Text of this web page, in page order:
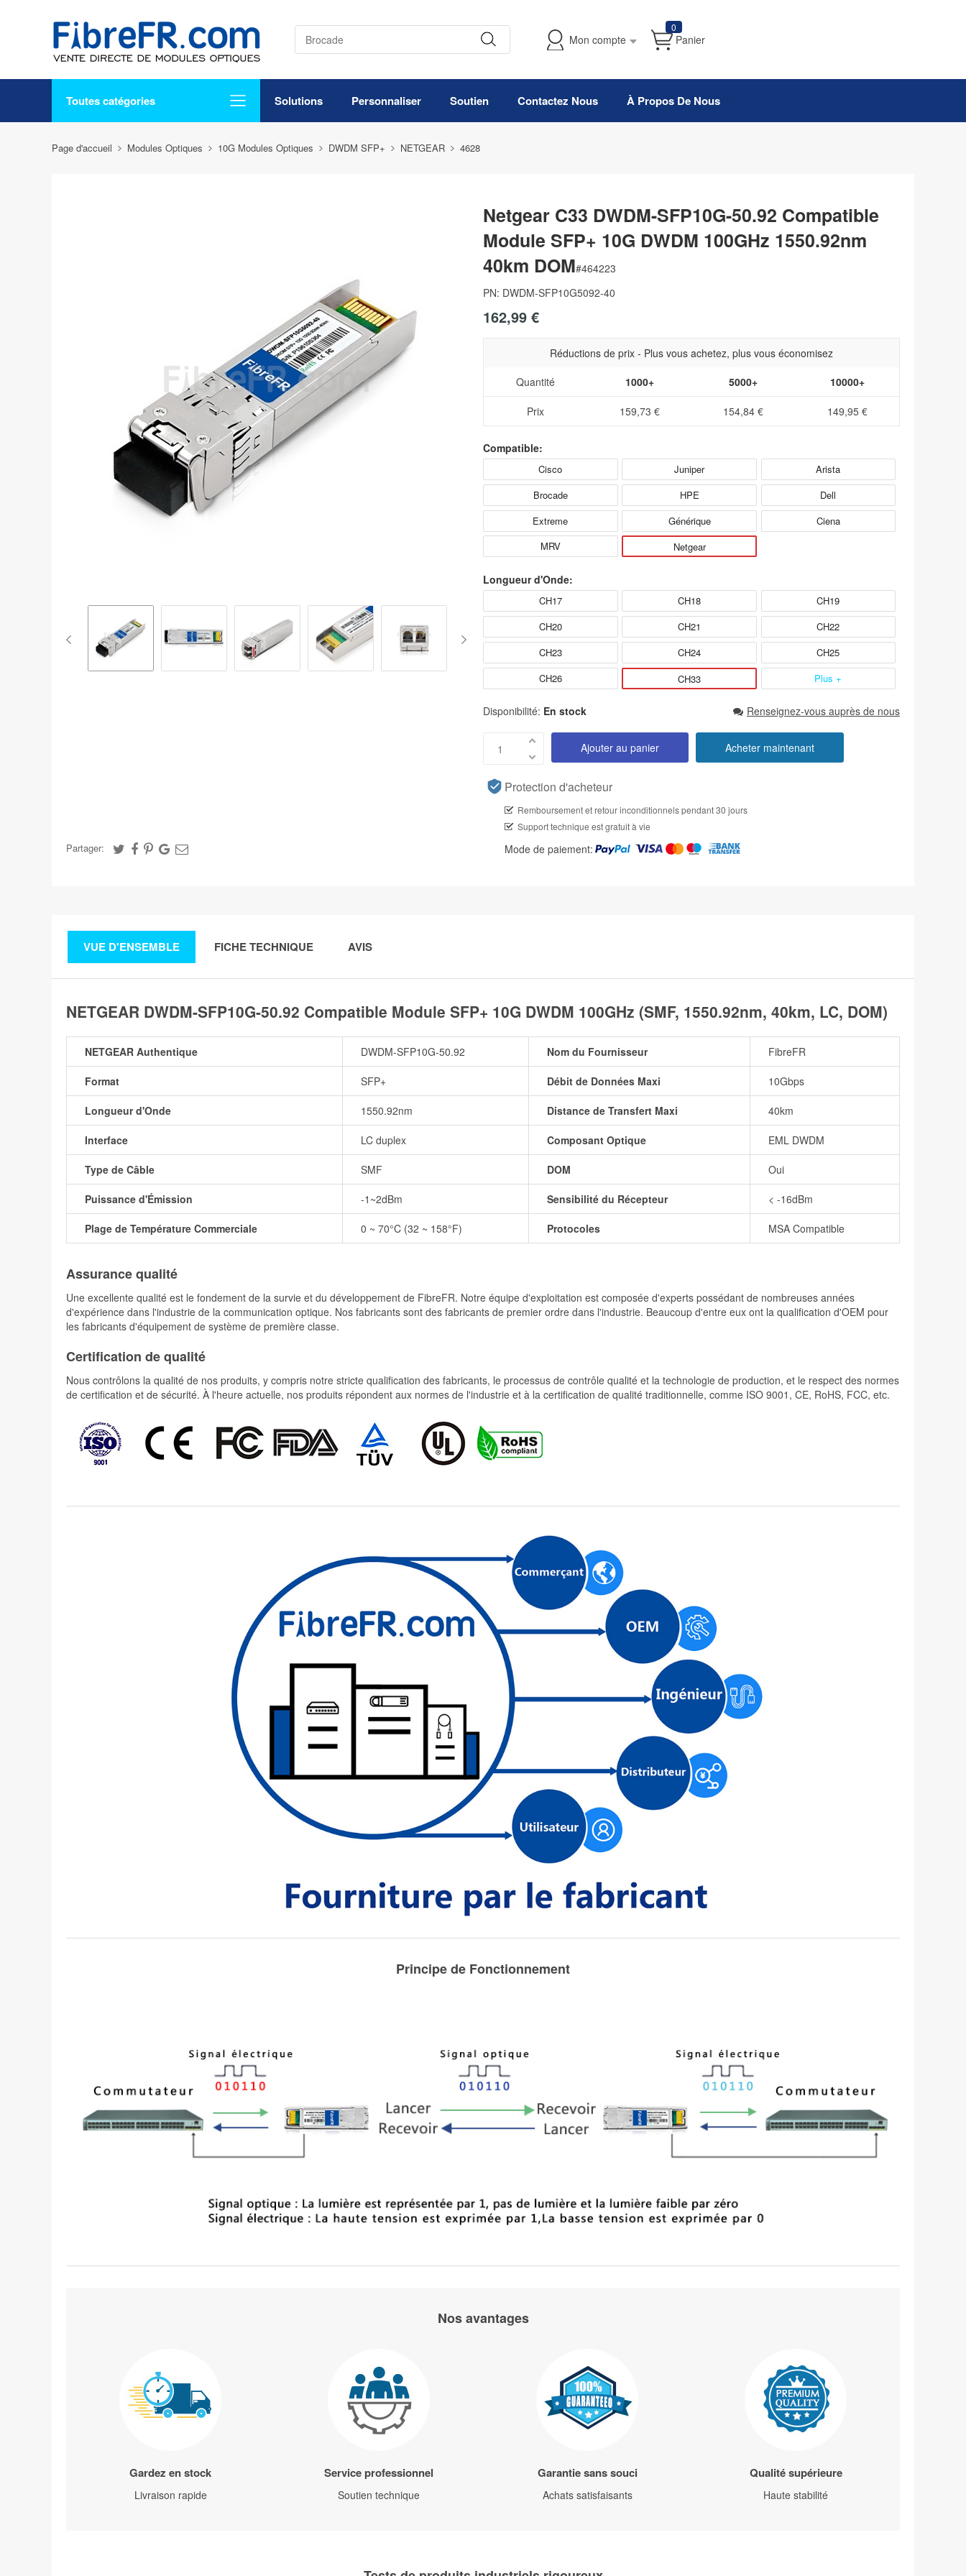
Mon compte
0
Panier
Toutes catégories Solutions Personnaliser Soutien Contactez Nous À Propos De Nous
Page d'accueil Modules Optiques 10G Modules Optiques DWDM SFP+ NETGEAR 4628
Partager:
Netgear C33 DWDM-SFP10G-50.92 Compatible
Module SFP+ 10G DWDM 100GHz 1550.92nm
40km DOM#464223
PN: DWDM-SFP10G5092-40
162,99 €
Réductions de prix - Plus vous achetez, plus vous économisez
Quantité
1000+ 5000+ 10000+
Prix 159,73 € 154,84 € 149,95 €
Compatible:
Cisco Juniper
Arista
Brocade
HPE
Dell
Extreme
Générique
Ciena
MRV
Netgear
Longueur d'Onde:
CH17 CH18
CH19
CH20
CH21
CH22
CH23
CH24
CH25
CH26
CH33 Plus +
Disponibilité: En stock Renseignez-vous auprès de nous
Ajouter au panier Acheter maintenant
Protection d'acheteur
Remboursement et retour inconditionnels pendant 30 jours
Support technique est gratuit à vie
Mode de paiement:
VUE D'ENSEMBLE FICHE TECHNIQUE AVIS
NETGEAR DWDM-SFP10G-50.92 Compatible Module SFP+ 10G DWDM 100GHz (SMF, 1550.92nm, 40km, LC, DOM)
NETGEAR Authentique DWDM-SFP10G-50.92 Nom du Fournisseur FibreFR
Format SFP+ Débit de Données Maxi 10Gbps
Longueur d'Onde 1550.92nm Distance de Transfert Maxi 40km
Interface LC duplex Composant Optique EML DWDM
Type de Câble SMF DOM Oui
Puissance d'Émission -1~2dBm Sensibilité du Récepteur < -16dBm
Plage de Température Commerciale 0 ~ 70°C (32 ~ 158°F) Protocoles MSA Compatible
Assurance qualité
Une excellente qualité est le fondement de la survie et du développement de FibreFR. Notre équipe d'exploitation est composée d'experts possédant de nombreuses années
d'expérience dans l'industrie de la communication optique. Nos fabricants sont des fabricants de premier ordre dans l'industrie. Beaucoup d'entre eux ont la qualification d'OEM pour
les fabricants d'équipement de système de première classe.
Certification de qualité
Nous contrôlons la qualité de nos produits, y compris notre stricte qualification des fabricants, le processus de contrôle qualité et la technologie de production, et le respect des normes
de certification et de sécurité. À l'heure actuelle, nos produits répondent aux normes de l'industrie et à la certification de qualité traditionnelle, comme ISO 9001, CE, RoHS, FCC, etc.
Principe de Fonctionnement
Nos avantages
Gardez en stock
Livraison rapide
Service professionnel
Soutien technique
Garantie sans souci
Achats satisfaisants
Qualité supérieure
Haute stabilité